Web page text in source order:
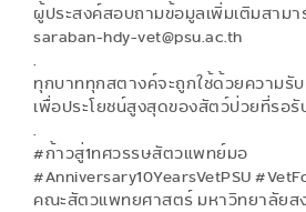
ผู้ประสงค์สอบถามข้อมูลเพิ่มเติมสาม
saraban-hdy-vet@psu.ac.th
.
ทุกบาททุกสตางค์จะถูกใช้ด้วยความรั
เพื่อประโยชน์สูงสุดของสัตว์ป่วยที่รอ
.
#ก้าวสู่1ทศวรรษสัตวแพทย์มอ
#Anniversary10YearsVetPSU
คณะสัตวแพทยศาสตร์ มหาวิทยาลัยส